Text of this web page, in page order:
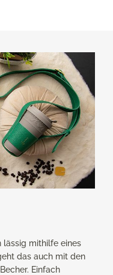
lässig mithilfe eines
das auch mit den
Einfach